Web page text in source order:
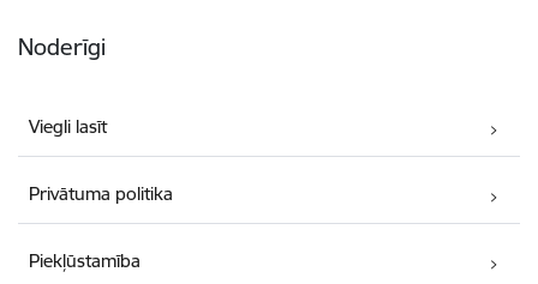
Noderīgi
Viegli lasīt
Privātuma politika
Piekļūstamība